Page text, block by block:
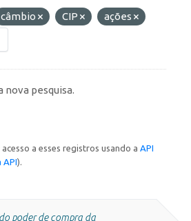
câmbio CIP ações
pesquisa.
a esses registros usando a API
API).
poder de compra da